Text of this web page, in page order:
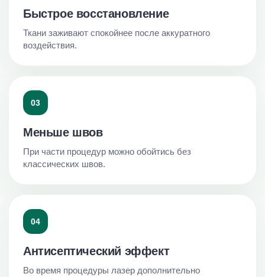
Быстрое восстановление
Ткани заживают спокойнее после аккуратного
воздействия.
03
Меньше швов
При части процедур можно обойтись без
классических швов.
04
Антисептический эффект
Во время процедуры лазер дополнительно